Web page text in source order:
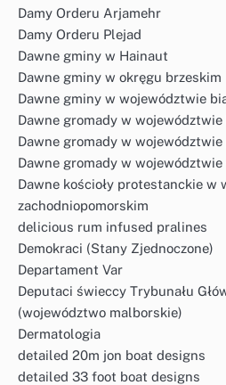
Damy Orderu Arjamehr
Damy Orderu Plejad
Dawne gminy w Hainaut
Dawne gminy w okręgu brzeskim
Dawne gminy w województwie
Dawne gromady w województwie
Dawne gromady w województwie
Dawne gromady w województwie
Dawne kościoły protestanckie w
zachodniopomorskim
delicious rum infused pralines
Demokraci (Stany Zjednoczone)
Departament Var
Deputaci świeccy Trybunału
(województwo malborskie)
Dermatologia
detailed 20m jon boat designs
detailed 33 foot boat designs